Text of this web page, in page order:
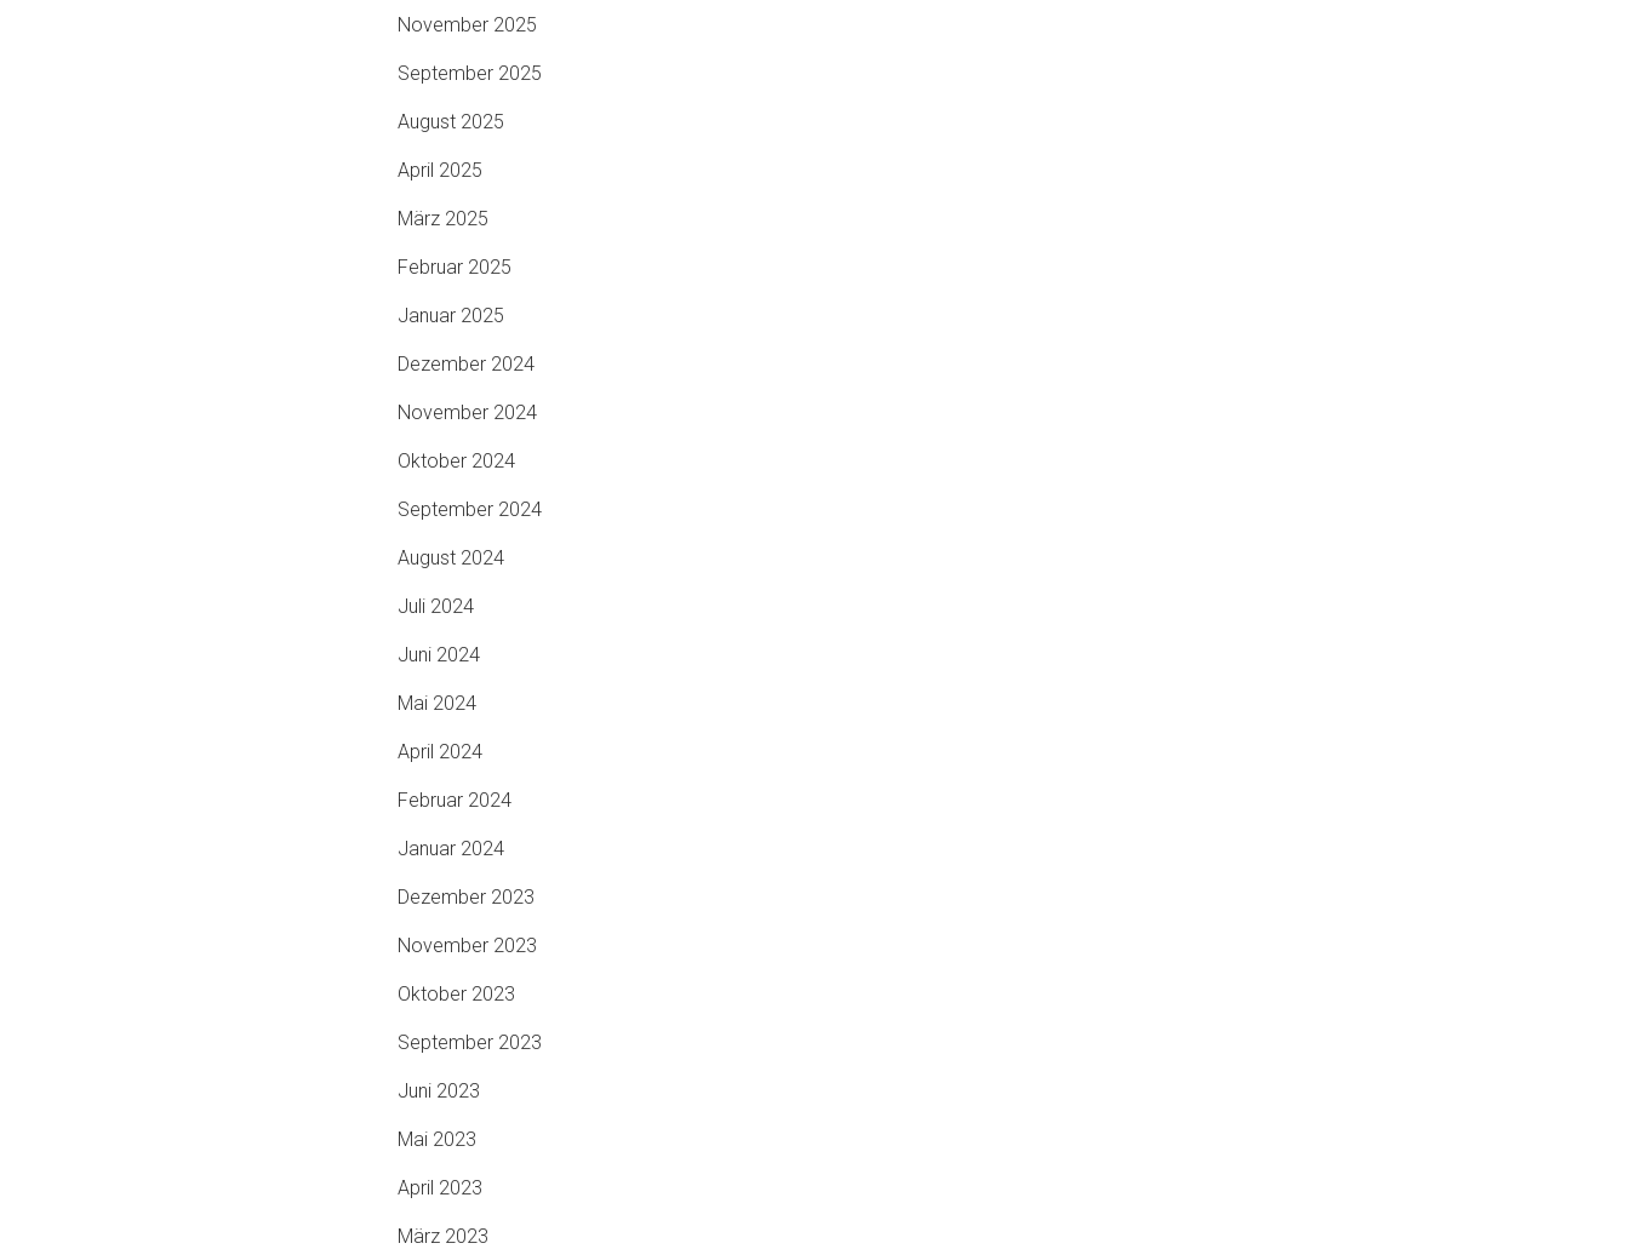
November 2025
September 2025
August 2025
April 2025
März 2025
Februar 2025
Januar 2025
Dezember 2024
November 2024
Oktober 2024
September 2024
August 2024
Juli 2024
Juni 2024
Mai 2024
April 2024
Februar 2024
Januar 2024
Dezember 2023
November 2023
Oktober 2023
September 2023
Juni 2023
Mai 2023
April 2023
März 2023